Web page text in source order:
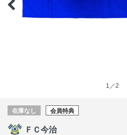
1／2
在庫なし 会員特典
ＦＣ今治